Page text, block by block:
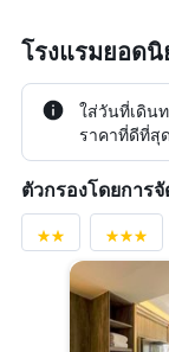
โรงแรมยอดนิ
ใส่วันที่เดิน
ราคาที่ดีที่สุด
ตัวกรองโดยการ